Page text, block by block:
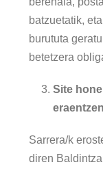
batzuetatik,
burututa
betetzera
Site
Sarrera/k
diren